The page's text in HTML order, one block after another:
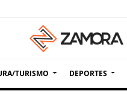
TURISMO DEPORTES